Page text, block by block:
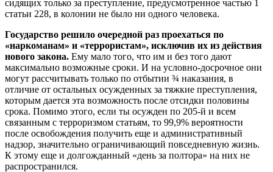
сидящих только за преступление, предусмотренное частью 1
статьи 228, в колонии не было ни одного человека.
Государство решило очередной раз проехаться по
«наркоманам» и «террористам», исключив их из действия
нового закона. Ему мало того, что им и без того дают
максимально возможные сроки. И на условно-досрочное они
могут рассчитывать только по отбытии ¾ наказания, в
отличие от остальных осужденных за тяжкие преступления,
которым дается эта возможность после отсидки половины
срока. Помимо этого, если ты осужден по 205-й и всем
связанным с терроризмом статьям, то 99,9% вероятности
после освобождения получить еще и административный
надзор, значительно ограничивающий повседневную жизнь.
К этому еще и долгожданный «день за полтора» на них не
распространился.